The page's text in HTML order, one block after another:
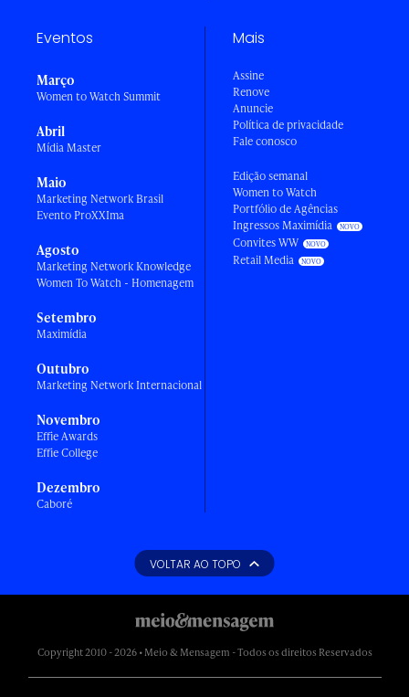
Eventos
Março
Women to Watch Summit
Abril
Mídia Master
Maio
Marketing Network Brasil
Evento ProXXIma
Agosto
Marketing Network Knowledge
Women To Watch - Homenagem
Setembro
Maximídia
Outubro
Marketing Network Internacional
Novembro
Effie Awards
Effie College
Dezembro
Caboré
Mais
Assine
Renove
Anuncie
Política de privacidade
Fale conosco
Edição semanal
Women to Watch
Portfólio de Agências
Ingressos Maximídia
Convites WW
Retail Media
VOLTAR AO TOPO
Copyright 2010 - 2026 • Meio & Mensagem - Todos os direitos Reservados